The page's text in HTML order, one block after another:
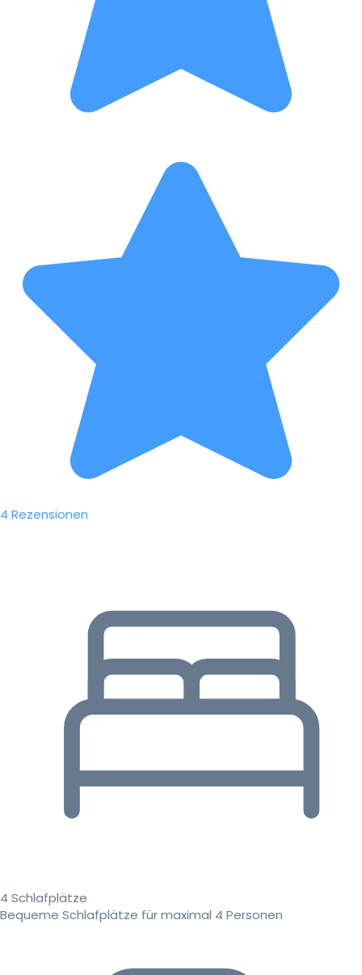
4 Rezensionen
4 Schlafplätze
Bequeme Schlafplätze für maximal 4 Personen